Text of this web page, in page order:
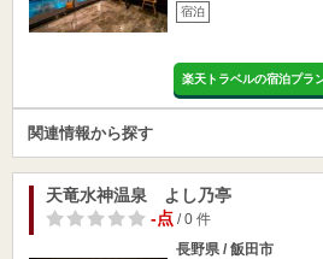
宿泊
楽天トラベルの宿泊プラ
関連情報から探す
天竜水神温泉 よし乃亭
-点/ 0 件
長野県 / 飯田市